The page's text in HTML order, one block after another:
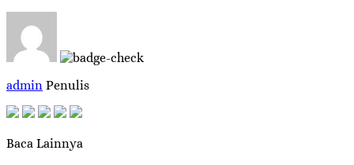
admin Penulis
Baca Lainnya